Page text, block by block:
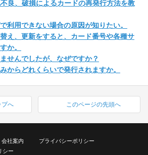
良、破損によるカードの再発行方法を教
利用できない場合の原因が知りたい。
え、更新をすると、カード番号や各種サ
か。
せんでしたが、なぜですか？
からどれくらいで発行されますか。
プへ このページの先頭へ
会社案内
プライバシーポリシー
シー